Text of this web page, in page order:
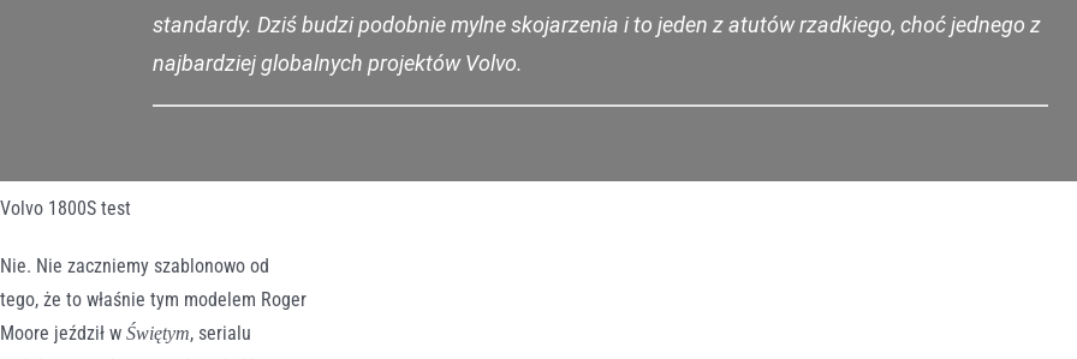
standardy. Dziś budzi podobnie mylne skojarzenia i to jeden z atutów rzadkiego, choć jednego z
najbardziej globalnych projektów Volvo.
Volvo 1800S test
Nie. Nie zaczniemy szablonowo od
tego, że to właśnie tym modelem Roger
Moore jeździł w Świętym, serialu